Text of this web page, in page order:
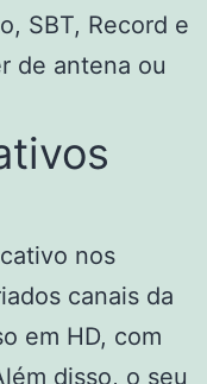
SBT, Record e
de antena ou
nos
canais da
em HD, com
disso, o seu